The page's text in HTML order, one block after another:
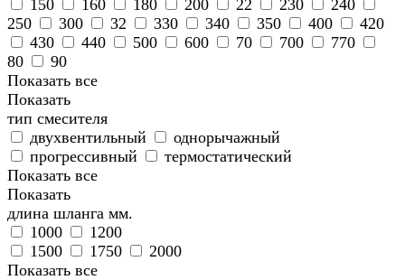
150
160 180 200 22 230
240
250
300 32 330 340 350 400
420
430
440 500 600 70 700
770
80
90
Показать все
Показать
тип смесителя
двухвентильный
однорычажный
прогрессивный
термостатический
Показать все
Показать
длина шланга мм.
1000
1200
1500
1750
2000
Показать все